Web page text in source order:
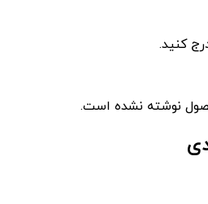
کنید.
نوشته نشده است.